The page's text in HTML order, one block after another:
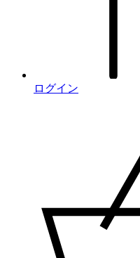
ログイン